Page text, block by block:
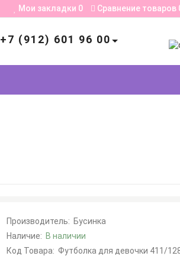
Мои закладки 0 Сравнение товаров
+7 (912) 601 96 00
Производитель: Бусинка
Наличие: В наличии
Код Товара: Футболка для девочки 411/